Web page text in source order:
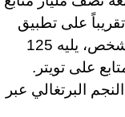
على تطبيق
إنستغرام الذي يتابعه عليه 252 مليون شخص، يليه 125
و55 مليون متابع على تويتر.
النجم البرتغالي عبر